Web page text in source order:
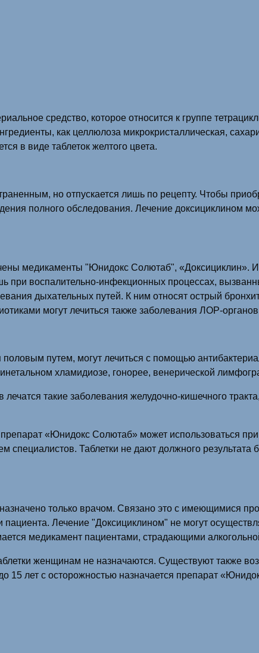
средство, которое относится к группе
как целлюлоза микрокристаллическая,
в виде таблеток желтого цвета.
но отпускается лишь по рецепту. Чтобы
полного обследования. Лечение доксициклином
медикаменты "Юнидокс Солютаб", «Доксициклин».
при воспалительно-инфекционных процессах,
дыхательных путей. К ним относят острый
могут лечиться также заболевания ЛОР-
путем, могут лечиться с помощью
хламидиозе, гонорее, венерической
такие заболевания желудочно-кишечного
«Юнидокс Солютаб» может использоваться
специалистов. Таблетки не дают должного результата
только врачом. Связано это с имеющимися
пациента. Лечение "Доксициклином" не могут
медикамент пациентами, страдающими
женщинам не назначаются. Существуют также
15 лет с осторожностью назначается препарат